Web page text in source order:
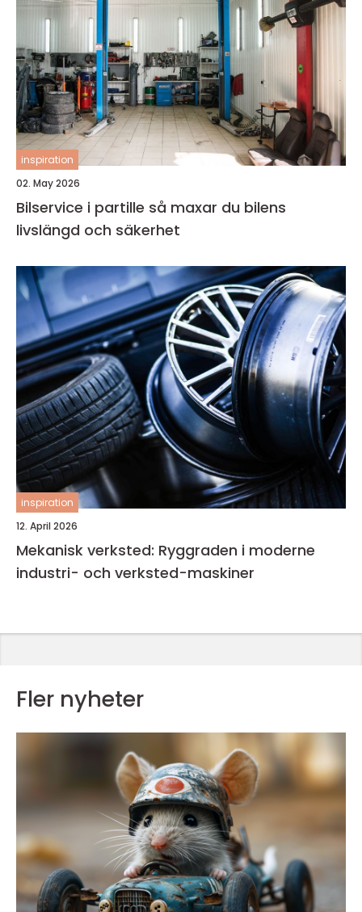
inspiration
02. May 2026
Bilservice i partille så maxar du bilens
livslängd och säkerhet
inspiration
12. April 2026
Mekanisk verksted: Ryggraden i moderne
industri- och verksted-maskiner
Fler nyheter